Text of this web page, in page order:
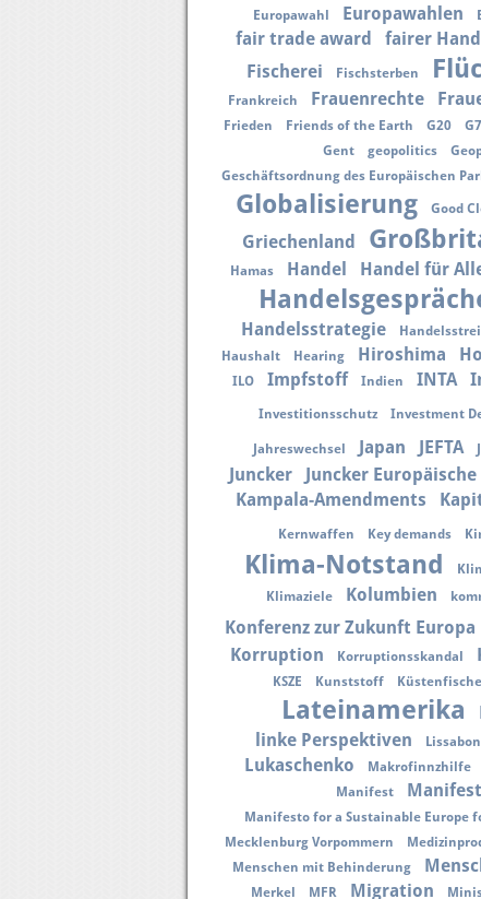
Europawahl
Europawahlen
fair trade award
fairer
Fischerei Fischsterben
Frankreich Frauenrechte
Frieden Friends of the Earth G20 G7
Gent geopolitics
Geschäftsordnung des Europäischen
Globalisierung Good
Griechenland
Hamas Handel Handel für
Handelsstrategie
Haushalt
Hearing Hiroshima
ILO
Impfstoff Indien INTA
Investitionsschutz Investment
Jahreswechsel Japan JEFTA
Juncker Juncker
Kampala-Amendments
Kernwaffen Key demands
Klima-Notstand
Klimaziele Kolumbien
Konferenz zur Zukunft Europa
Korruption Korruptionsskandal
KSZE
Kunststoff
Lateinamerika
linke Perspektiven
Lissabon
Lukaschenko Makrofinnzhilfe
Manifest
Manifesto for a Sustainable Europe
Mecklenburg Vorpommern
Menschen mit Behinderung
Merkel MFR Migration